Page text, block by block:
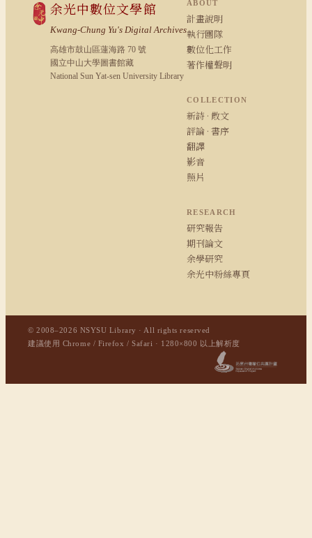
余光中數位文學館
Kwang-Chung Yu's Digital Archives
高雄市鼓山區蓮海路 70 號
國立中山大學圖書館藏
National Sun Yat-sen University Library
ABOUT
計畫說明
執行團隊
數位化工作
著作權聲明
COLLECTION
新詩 · 散文
評論 · 書序
翻譯
影音
照片
RESEARCH
研究報告
期刊論文
余學研究
余光中粉絲專頁
© 2008–2026 NSYSU Library · All rights reserved
建議使用 Chrome / Firefox / Safari · 1280×800 以上解析度